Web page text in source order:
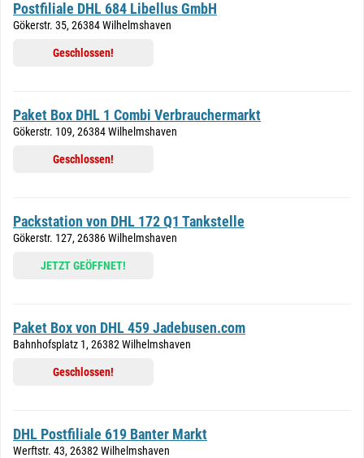
Postfiliale DHL 684 Libellus GmbH
Gökerstr. 35, 26384 Wilhelmshaven
Geschlossen!
Paket Box DHL 1 Combi Verbrauchermarkt
Gökerstr. 109, 26384 Wilhelmshaven
Geschlossen!
Packstation von DHL 172 Q1 Tankstelle
Gökerstr. 127, 26386 Wilhelmshaven
JETZT GEÖFFNET!
Paket Box von DHL 459 Jadebusen.com
Bahnhofsplatz 1, 26382 Wilhelmshaven
Geschlossen!
DHL Postfiliale 619 Banter Markt
Werftstr. 43, 26382 Wilhelmshaven